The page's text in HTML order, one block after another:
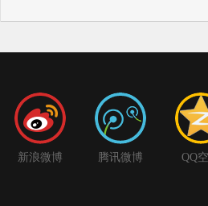
新浪微博 腾讯微博 QQ